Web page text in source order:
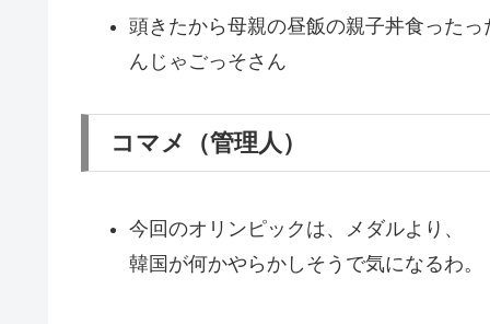
頭きたから母親の昼飯の親子丼食ったっ
んじゃごっそさん
コマメ（管理人）
今回のオリンピックは、メダルより、
韓国が何かやらかしそうで気になるわ。